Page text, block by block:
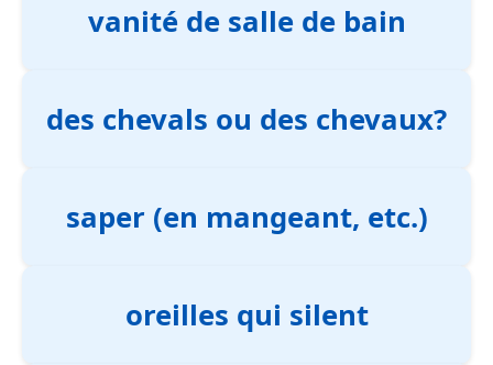
vanité de salle de bain
des chevals ou des chevaux?
saper (en mangeant, etc.)
oreilles qui silent